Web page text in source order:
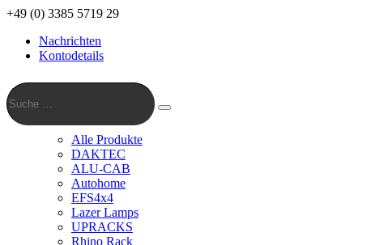
+49 (0) 3385 5719 29
Nachrichten
Kontodetails
Suche
…
Suche
Alle Produkte
DAKTEC
ALU-CAB
Autohome
EFS4x4
Lazer Lamps
UPRACKS
Rhino Rack